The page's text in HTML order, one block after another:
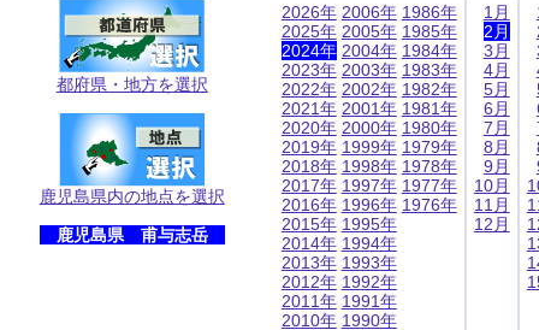
都府県・地方を選択
鹿児島県内の地点を選択
鹿児島県 甫与志岳
2026年
2025年
2024年
2023年
2022年
2021年
2020年
2019年
2018年
2017年
2016年
2015年
2014年
2013年
2012年
2011年
2010年
2006年
2005年
2004年
2003年
2002年
2001年
2000年
1999年
1998年
1997年
1996年
1995年
1994年
1993年
1992年
1991年
1990年
1986年
1985年
1984年
1983年
1982年
1981年
1980年
1979年
1978年
1977年
1976年
1月
2月
3月
4月
5月
6月
7月
8月
9月
10月
11月
12月